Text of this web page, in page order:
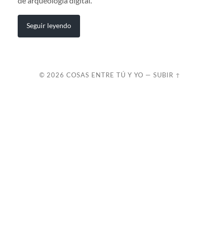
Seguir leyendo
© 2026 COSAS ENTRE TÚ Y YO — SUBIR ↑